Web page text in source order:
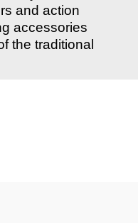
and action
accessories
the traditional